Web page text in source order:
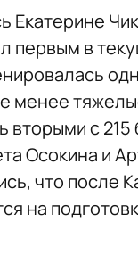
Екатерине
первым в
менее
вторыми с
Осокина и
что после
на